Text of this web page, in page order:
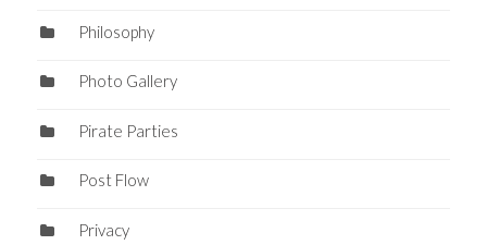
Philosophy
Photo Gallery
Pirate Parties
Post Flow
Privacy